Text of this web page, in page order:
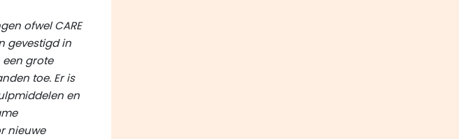
ofwel CARE
gevestigd in
een grote
toe. Er is
en
nieuwe